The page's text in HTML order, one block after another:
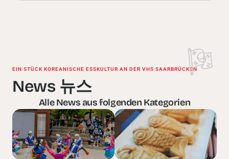
EIN STÜCK KOREANISCHE ESSKULTUR AN DER VHS SAARBRÜCKEN
News 뉴스
Alle News aus folgenden Kategorien